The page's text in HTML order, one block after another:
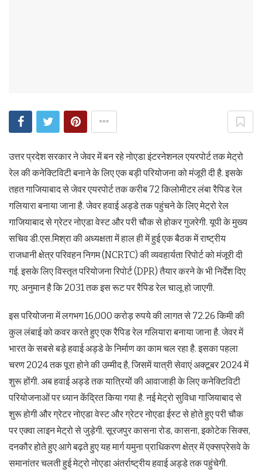
उत्तर प्रदेश सरकार ने जेवर में बन रहे नोएडा इंटरनेशनल एयरपोर्ट तक मेट्रो
रेल की कनेक्टिविटी बनाने के लिए एक बड़ी परियोजना को मंजूरी दी है. इसके
तहत गाजियाबाद से जेवर एयरपोर्ट तक करीब 72 किलोमीटर लंबा रैपिड रेल
गलियारा बनाया जाना है. जेवर हवाई अड्डे तक पहुंचने के लिए मेट्रो रेल
गाजियाबाद से ग्रेटर नोएडा वेस्ट और परी चौक से होकर गुजरेगी. यूपी के मुख्य
सचिव डी.एस.मिश्रा की अध्यक्षता में हाल ही में हुई एक बैठक में राष्ट्रीय
राजधानी क्षेत्र परिवहन निगम (NCRTC) की व्यवहार्यता रिपोर्ट को मंजूरी दी
गई. इसके लिए विस्तृत परियोजना रिपोर्ट (DPR) तैयार करने के भी निर्देश दिए
गए. अनुमान है कि 2031 तक इस रूट पर रैपिड रेल चालू हो जाएगी.
इस परियोजना में लगभग 16,000 करोड़ रुपये की लागत से 72.26 किमी की
कुल लंबाई को कवर करते हुए एक रैपिड रेल गलियारा बनाया जाना है. जेवर में
भारत के सबसे बड़े हवाई अड्डे के निर्माण का काम चल रहा है. इसका पहला
चरण 2024 तक पूरा होने की उम्मीद है, जिसमें यात्री सेवाएं अक्टूबर 2024 में
शुरू होंगी. अब हवाई अड्डे तक यात्रियों की आवाजाही के लिए कनेक्टिविटी
परियोजनाओं पर ध्यान केंद्रित किया गया है. नई मेट्रो सुविधा गाजियाबाद से
शुरू होगी और ग्रेटर नोएडा वेस्ट और ग्रेटर नोएडा ईस्ट से होते हुए परी चौक
पर एक्वा लाइन मेट्रो से जुड़ेगी. सूरजपुर कासना रोड, कासना, इकोटेक सिक्स,
दनकौर होते हुए आगे बढ़ते हुए यह मार्ग यमुना प्राधिकरण क्षेत्र में एक्सप्रेसवे के
समानांतर चलती हुई मेट्रो नोएडा अंतर्राष्ट्रीय हवाई अड्डे तक पहुंचेगी.